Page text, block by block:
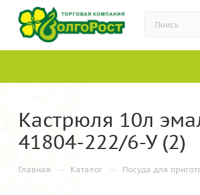
Кастрюля 10л
41804-222/6-У (2)
Главная — Каталог — Посуда для